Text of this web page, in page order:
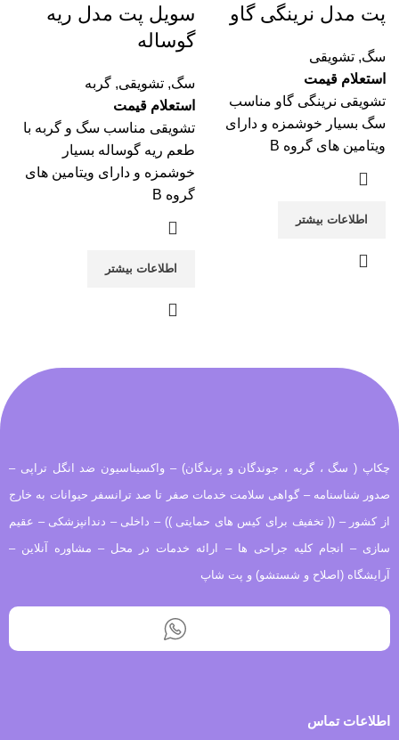
پت مدل نرینگی گاو
سگ, تشویقی
استعلام قیمت
تشویقی نرینگی گاو مناسب
سگ بسیار خوشمزه و دارای
ویتامین های گروه B
اطلاعات بیشتر
سویل پت مدل ریه
گوساله
سگ, تشویقی, گربه
استعلام قیمت
تشویقی مناسب سگ و گربه با
طعم ریه گوساله بسیار
خوشمزه و دارای ویتامین های
گروه B
اطلاعات بیشتر
چکاپ ( سگ ، گربه ، جوندگان و پرندگان) – واکسیناسیون ضد انگل تراپی –
صدور شناسنامه – گواهی سلامت خدمات صفر تا صد ترانسفر حیوانات به خارج
از کشور – (( تخفیف برای کیس های حمایتی )) – داخلی – دندانپزشکی – عقیم
سازی – انجام کلیه جراحی ها – ارائه خدمات در محل – مشاوره آنلاین –
آرایشگاه (اصلاح و شستشو) و پت شاپ
اطلاعات تماس